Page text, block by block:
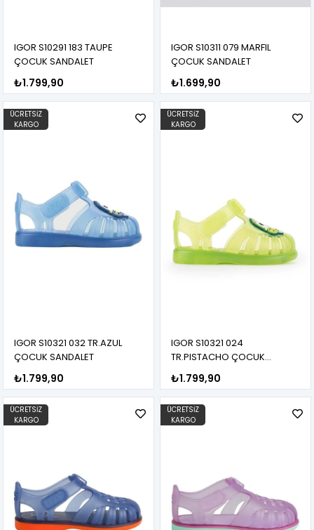
IGOR S10291 183 TAUPE
ÇOCUK SANDALET
₺1.799,90
IGOR S10311 079 MARFIL
ÇOCUK SANDALET
₺1.699,90
IGOR S10321 032 TR.AZUL
ÇOCUK SANDALET
₺1.799,90
ÜCRETSIZ
KARGO
IGOR S10321 024
TR.PISTACHO ÇOCUK
SANDALET
₺1.799,90
ÜCRETSIZ
KARGO
ÜCRETSIZ
KARGO
ÜCRETSIZ
KARGO